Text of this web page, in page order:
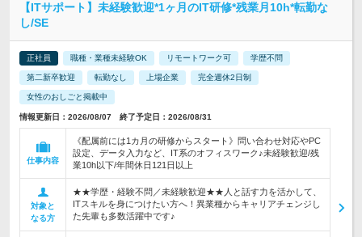
【ITサポート】未経験歓迎*1ヶ月のIT研修*残業月10h*転勤な
し/SE
正社員 職種・業種未経験OK リモートワーク可 学歴不問
第二新卒歓迎 転勤なし 上場企業 完全週休2日制
女性のおしごと掲載中
情報更新日：2026/08/07 終了予定日：2026/08/31
仕事内容
《配属前には1カ月の研修からスタート》問い合わせ対応やPC
設定、データ入力など、IT系のオフィスワーク♪未経験歓迎/残
業10h以下/年間休日121日以上
対象と
なる方
★★学歴・経験不問／未経験歓迎★★人と話す力を活かして、
ITスキルを身につけたい方へ！異業種からキャリアチェンジし
た先輩も多数活躍中です♪